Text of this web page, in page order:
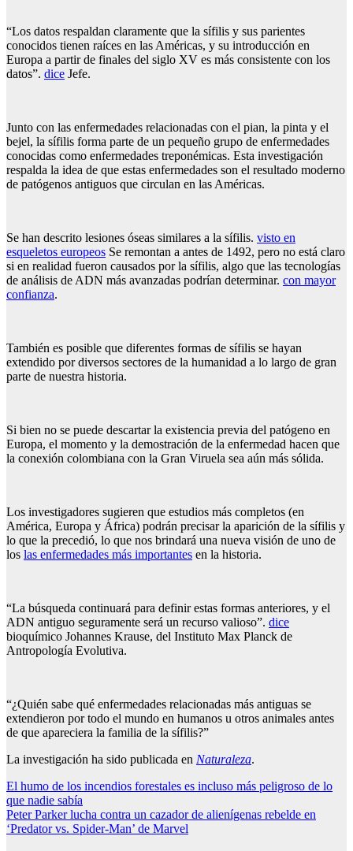
“Los datos respaldan claramente que la sífilis y sus parientes
conocidos tienen raíces en las Américas, y su introducción en
Europa a partir de finales del siglo XV es más consistente con los
datos”. dice Jefe.
Junto con las enfermedades relacionadas con el pian, la pinta y el
bejel, la sífilis forma parte de un pequeño grupo de enfermedades
conocidas como enfermedades treponémicas. Esta investigación
respalda la idea de que estas enfermedades son el resultado moderno
de patógenos antiguos que circulan en las Américas.
Se han descrito lesiones óseas similares a la sífilis. visto en
esqueletos europeos Se remontan a antes de 1492, pero no está claro
si en realidad fueron causados ​​por la sífilis, algo que las tecnologías
de análisis de ADN más avanzadas podrían determinar. con mayor
confianza.
También es posible que diferentes formas de sífilis se hayan
extendido por diversos sectores de la humanidad a lo largo de gran
parte de nuestra historia.
Si bien no se puede descartar la existencia previa del patógeno en
Europa, el momento y la demostración de la enfermedad hacen que
la conexión colombiana con la Gran Viruela sea aún más sólida.
Los investigadores sugieren que estudios más completos (en
América, Europa y África) podrán precisar la aparición de la sífilis y
lo que la precedió, lo que nos brindará una nueva visión de uno de
los las enfermedades más importantes en la historia.
“La búsqueda continuará para definir estas formas anteriores, y el
ADN antiguo seguramente será un recurso valioso”. dice
bioquímico Johannes Krause, del Instituto Max Planck de
Antropología Evolutiva.
“¿Quién sabe qué enfermedades relacionadas más antiguas se
extendieron por todo el mundo en humanos u otros animales antes
de que apareciera la familia de la sífilis?”
La investigación ha sido publicada en Naturaleza.
Post
navigation
El humo de los incendios forestales es incluso más peligroso de lo
que nadie sabía
Peter Parker lucha contra un cazador de alienígenas rebelde en
‘Predator vs. Spider-Man’ de Marvel